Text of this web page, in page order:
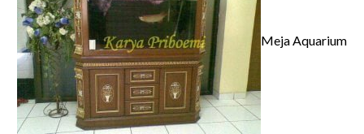
Meja Aquarium